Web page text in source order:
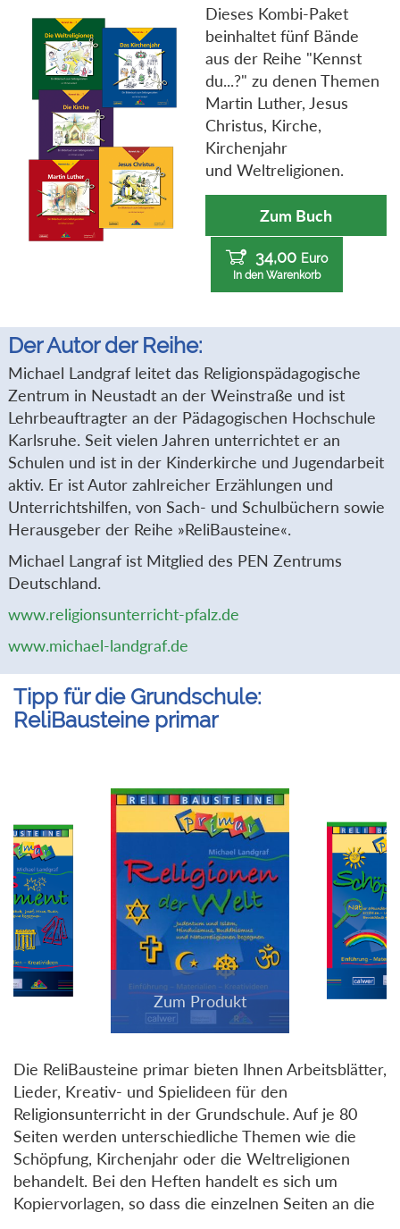
Dieses Kombi-Paket
beinhaltet fünf Bände
aus der Reihe "Kennst
du...?" zu denen Themen
Martin Luther, Jesus
Christus, Kirche,
Kirchenjahr
und Weltreligionen.
Zum Buch
34,00 Euro
In den Warenkorb
Der Autor der Reihe:
Michael Landgraf leitet das Religionspädagogische
Zentrum in Neustadt an der Weinstraße und ist
Lehrbeauftragter an der Pädagogischen Hochschule
Karlsruhe. Seit vielen Jahren unterrichtet er an
Schulen und ist in der Kinderkirche und Jugendarbeit
aktiv. Er ist Autor zahlreicher Erzählungen und
Unterrichtshilfen, von Sach- und Schulbüchern sowie
Herausgeber der Reihe »ReliBausteine«.
Michael Langraf ist Mitglied des PEN Zentrums
Deutschland.
www.religionsunterricht-pfalz.de
www.michael-landgraf.de
Tipp für die Grundschule:
ReliBausteine primar
Die ReliBausteine primar bieten Ihnen Arbeitsblätter,
Lieder, Kreativ- und Spielideen für den
Religionsunterricht in der Grundschule. Auf je 80
Seiten werden unterschiedliche Themen wie die
Schöpfung, Kirchenjahr oder die Weltreligionen
behandelt. Bei den Heften handelt es sich um
Kopiervorlagen, so dass die einzelnen Seiten an die